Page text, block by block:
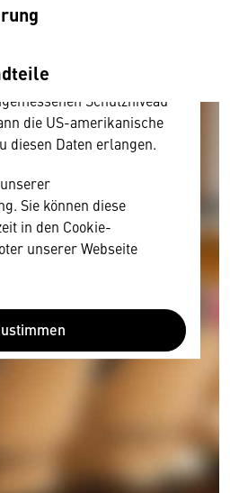
Daten zu Geräten
keinem dem EU-
Schutzniveau
die US-amerikanische
diesen Daten erlangen.
Sie können diese
in den Cookie-
unserer Webseite